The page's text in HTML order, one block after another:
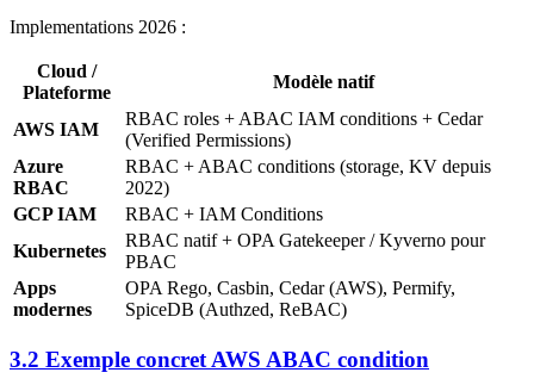
Implementations 2026 :
Cloud /
Plateforme
Modèle natif
AWS IAM
RBAC roles + ABAC IAM conditions + Cedar
(Verified Permissions)
Azure
RBAC
RBAC + ABAC conditions (storage, KV depuis
2022)
GCP IAM
RBAC + IAM Conditions
Kubernetes
RBAC natif + OPA Gatekeeper / Kyverno pour
PBAC
Apps
modernes
OPA Rego, Casbin, Cedar (AWS), Permify,
SpiceDB (Authzed, ReBAC)
3.2 Exemple concret AWS ABAC condition